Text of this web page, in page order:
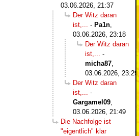
03.06.2026, 21:37
Der Witz daran
ist,...
- Pa1n
03.06.2026, 23:18
Der Witz daran
ist,...
-
micha87
03.06.2026, 23:29
Der Witz daran
ist,...
-
Gargamel09
03.06.2026, 21:49
Die Nachfolge ist
"eigentlich" klar